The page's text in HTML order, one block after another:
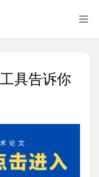
具告诉你